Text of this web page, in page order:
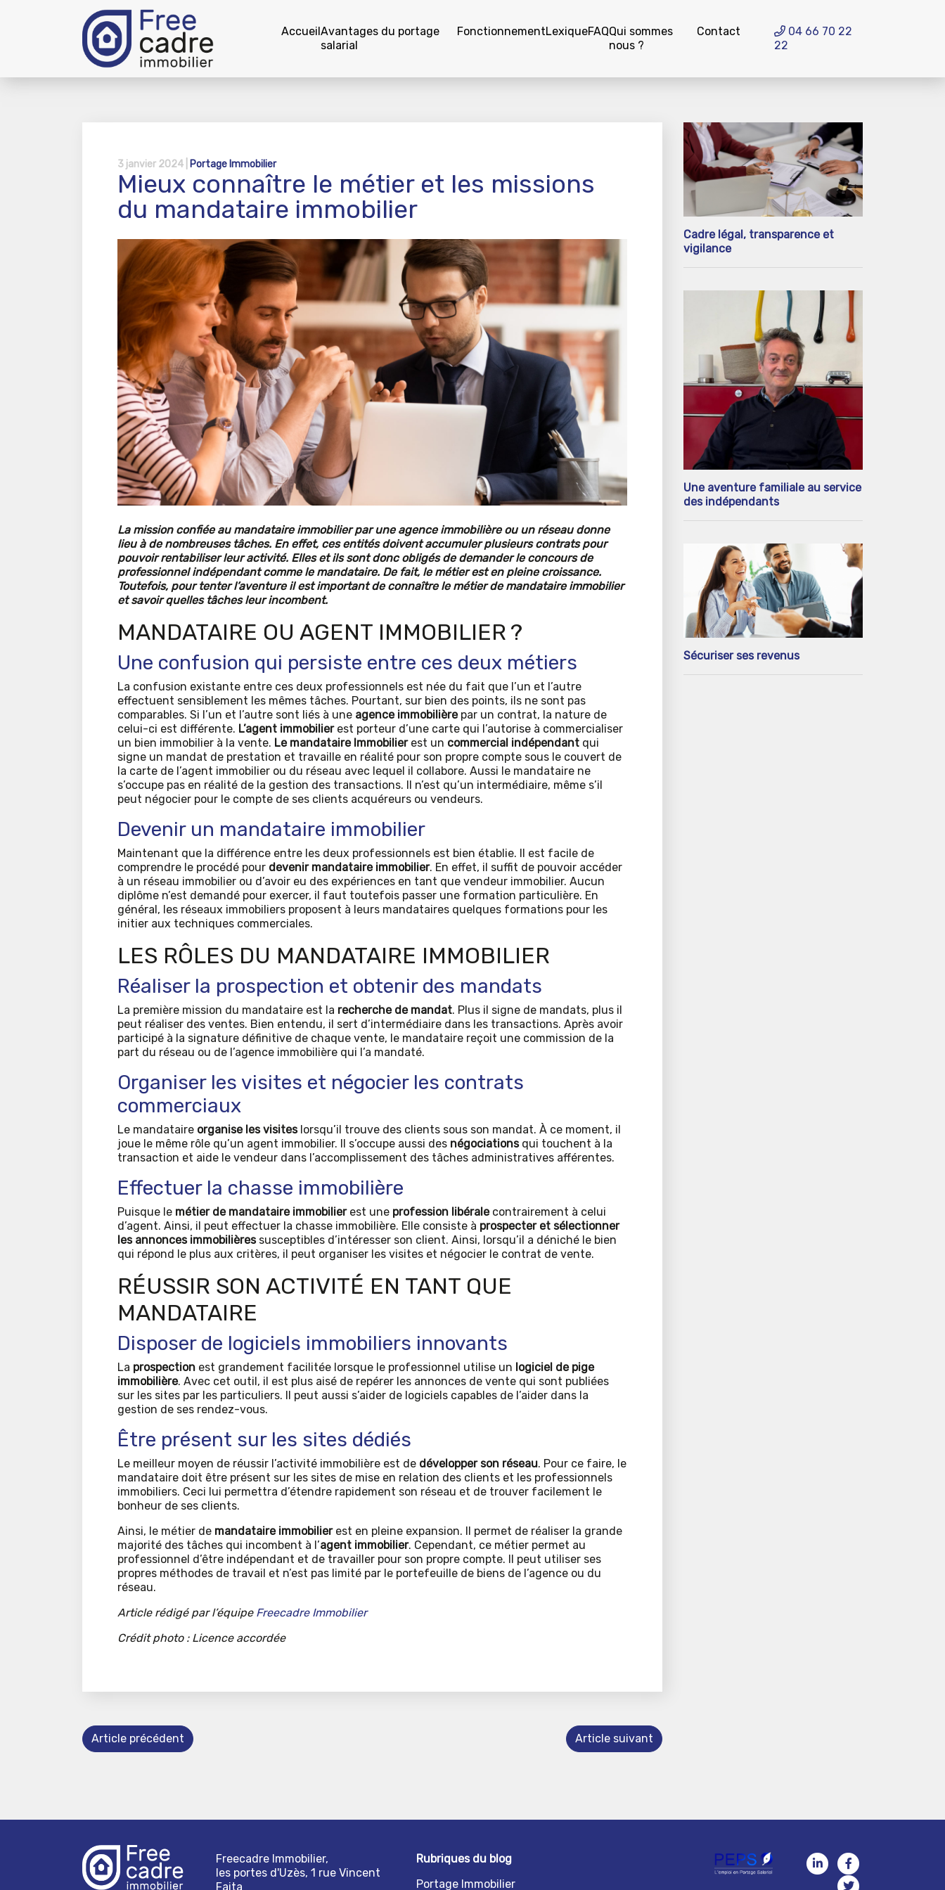
AccueilAvantages du portage
salarial
FonctionnementLexiqueFAQQui sommes
nous ?
Contact
04 66 70 22
22
3 janvier 2024 | Portage Immobilier
Mieux connaître le métier et les missions
du mandataire immobilier
La mission confiée au mandataire immobilier par une agence immobilière ou un réseau donne
lieu à de nombreuses tâches. En effet, ces entités doivent accumuler plusieurs contrats pour
pouvoir rentabiliser leur activité. Elles et ils sont donc obligés de demander le concours de
professionnel indépendant comme le mandataire. De fait, le métier est en pleine croissance.
Toutefois, pour tenter l’aventure il est important de connaître le métier de mandataire immobilier
et savoir quelles tâches leur incombent.
MANDATAIRE OU AGENT IMMOBILIER ?
Une confusion qui persiste entre ces deux métiers
La confusion existante entre ces deux professionnels est née du fait que l’un et l’autre
effectuent sensiblement les mêmes tâches. Pourtant, sur bien des points, ils ne sont pas
comparables. Si l’un et l’autre sont liés à une agence immobilièrepar un contrat, la nature de
celui-ci est différente. L’agent immobilier est porteur d’une carte qui l’autorise à commercialiser
un bien immobilier à la vente. Le mandataire Immobilier est un commercial indépendant qui
signe un mandat de prestation et travaille en réalité pour son propre compte sous le couvert de
la carte de l’agent immobilier ou du réseau avec lequel il collabore. Aussi le mandataire ne
s’occupe pas en réalité de la gestion des transactions. Il n’est qu’un intermédiaire, même s’il
peut négocier pour le compte de ses clients acquéreurs ou vendeurs.
Devenir un mandataire immobilier
Maintenant que la différence entre les deux professionnels est bien établie. Il est facile de
comprendre le procédé pour devenir mandataire immobilier. En effet, il suffit de pouvoir accéder
à un réseau immobilier ou d’avoir eu des expériences en tant que vendeur immobilier. Aucun
diplôme n’est demandé pour exercer, il faut toutefois passer une formation particulière. En
général, les réseaux immobiliers proposent à leurs mandataires quelques formations pour les
initier aux techniques commerciales.
LES RÔLES DU MANDATAIRE IMMOBILIER
Réaliser la prospection et obtenir des mandats
La première mission du mandataire est la recherche de mandat. Plus il signe de mandats, plus il
peut réaliser des ventes. Bien entendu, il sert d’intermédiaire dans les transactions. Après avoir
participé à la signature définitive de chaque vente, le mandataire reçoit une commission de la
part du réseau ou de l’agence immobilière qui l’a mandaté.
Organiser les visites et négocier les contrats
commerciaux
Le mandataire organise les visiteslorsqu’il trouve des clients sous son mandat. À ce moment, il
joue le même rôle qu’un agent immobilier. Il s’occupe aussi des négociations qui touchent à la
transaction et aide le vendeur dans l’accomplissement des tâches administratives afférentes.
Effectuer la chasse immobilière
Puisque le métier de mandataire immobilierest une profession libéralecontrairement à celui
d’agent. Ainsi, il peut effectuer la chasse immobilière. Elle consiste à prospecter et sélectionner
les annonces immobilièressusceptibles d’intéresser son client. Ainsi, lorsqu’il a déniché le bien
qui répond le plus aux critères, il peut organiser les visites et négocier le contrat de vente.
RÉUSSIR SON ACTIVITÉ EN TANT QUE
MANDATAIRE
Disposer de logiciels immobiliers innovants
La prospection est grandement facilitée lorsque le professionnel utilise un logiciel de pige
immobilière. Avec cet outil, il est plus aisé de repérer les annonces de vente qui sont publiées
sur les sites par les particuliers. Il peut aussi s’aider de logiciels capables de l’aider dans la
gestion de ses rendez-vous.
Être présent sur les sites dédiés
Le meilleur moyen de réussir l’activité immobilière est de développer son réseau. Pour ce faire, le
mandataire doit être présent sur les sites de mise en relation des clients et les professionnels
immobiliers. Ceci lui permettra d’étendre rapidement son réseau et de trouver facilement le
bonheur de ses clients.
Ainsi, le métier de mandataire immobilierest en pleine expansion. Il permet de réaliser la grande
majorité des tâches qui incombent à l’agent immobilier. Cependant, ce métier permet au
professionnel d’être indépendant et de travailler pour son propre compte. Il peut utiliser ses
propres méthodes de travail et n’est pas limité par le portefeuille de biens de l’agence ou du
réseau.
Article rédigé par l’équipe Freecadre Immobilier
Crédit photo : Licence accordée
Article précédent Article suivant
Cadre légal, transparence et
vigilance
Une aventure familiale au service
des indépendants
Sécuriser ses revenus
Freecadre Immobilier,
les portes d'Uzès, 1 rue Vincent
Faita
Rubriques du blog
Portage Immobilier